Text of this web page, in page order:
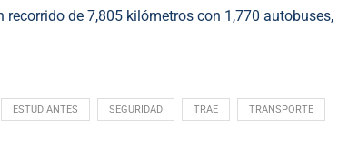
de 7,805 kilómetros con 1,770 autobuses,
ESTUDIANTES SEGURIDAD TRAE TRANSPORTE